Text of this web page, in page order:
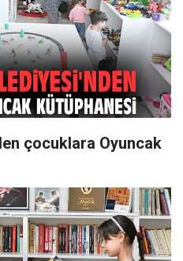
çocuklara Oyuncak